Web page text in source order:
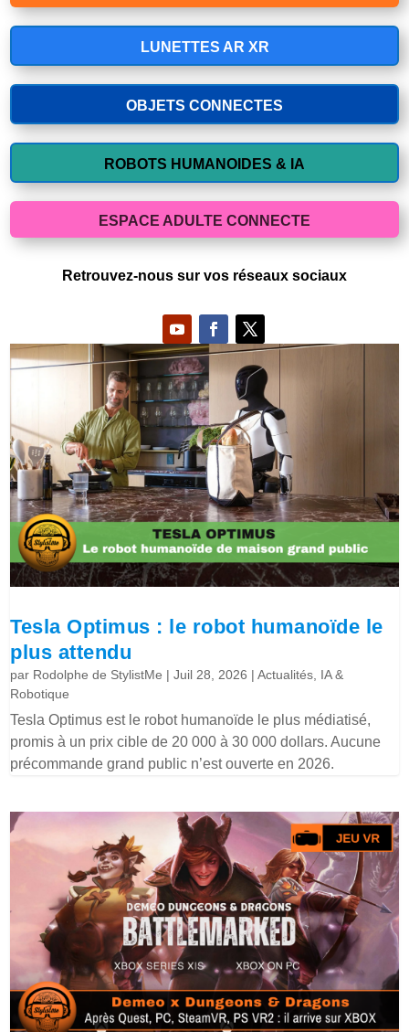
LUNETTES AR XR
OBJETS CONNECTES
ROBOTS HUMANOIDES & IA
ESPACE ADULTE CONNECTE
Retrouvez-nous sur vos réseaux sociaux
Tesla Optimus : le robot humanoïde le
plus attendu
par Rodolphe de StylistMe |Juil 28, 2026 |Actualités, IA &
Robotique
Tesla Optimus est le robot humanoïde le plus médiatisé,
promis à un prix cible de 20 000 à 30 000 dollars. Aucune
précommande grand public n’est ouverte en 2026.